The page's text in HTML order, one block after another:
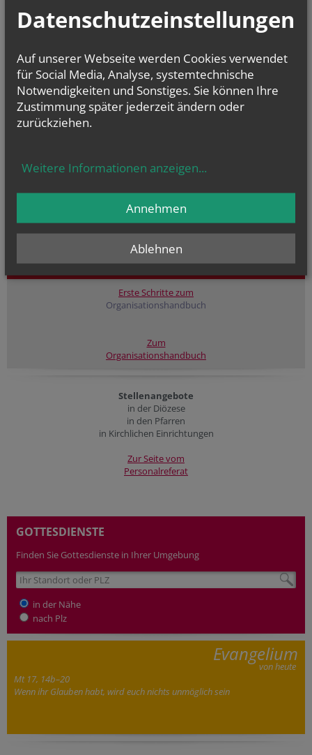
Erste Schritte zum
Organisationshandbuch
Zum
Organisationshandbuch
Stellenangebote
in der Diözese
in den Pfarren
in Kirchlichen Einrichtungen
Zur Seite vom
Personalreferat
GOTTESDIENSTE
Finden Sie Gottesdienste in Ihrer Umgebung
in der Nähe
nach Plz
Evangelium
von heute
Mt 17, 14b–20
Wenn ihr Glauben habt, wird euch nichts unmöglich sein
Datenschutzeinstellungen
Auf unserer Webseite werden Cookies verwendet
für Social Media, Analyse, systemtechnische
Notwendigkeiten und Sonstiges. Sie können Ihre
Zustimmung später jederzeit ändern oder
zurückziehen.
Weitere Informationen anzeigen...
Ablehnen
Annehmen